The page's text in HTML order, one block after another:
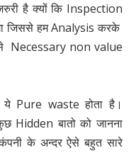
है क्यों कि Inspection
जिससे हम Analysis करके
Necessary non value
ये Pure waste होता है।
बातो को जानना
के अन्दर ऐसे बहुत सारे